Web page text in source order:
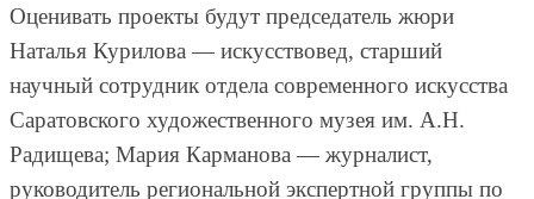
Оценивать проекты будут председатель жюри
Наталья Курилова — искусствовед, старший
научный сотрудник отдела современного искусства
Саратовского художественного музея им. А.Н.
Радищева; Мария Карманова — журналист,
руководитель региональной экспертной группы по